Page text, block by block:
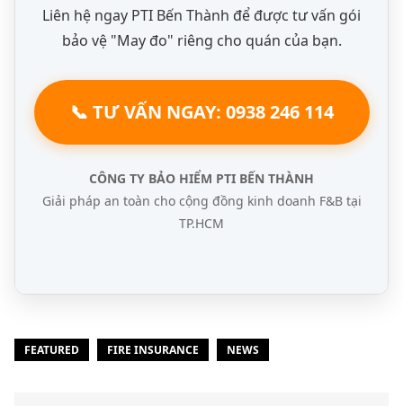
Liên hệ ngay PTI Bến Thành để được tư vấn gói
bảo vệ "May đo" riêng cho quán của bạn.
📞 TƯ VẤN NGAY: 0938 246 114
CÔNG TY BẢO HIỂM PTI BẾN THÀNH
Giải pháp an toàn cho cộng đồng kinh doanh F&B tại
TP.HCM
FEATURED FIRE INSURANCE NEWS